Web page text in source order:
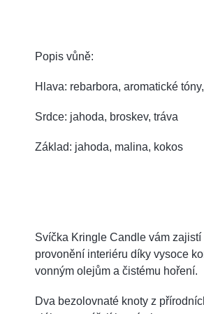
Popis vůně:
Hlava: rebarbora, aromatické
Srdce: jahoda, broskev, tráva
Základ: jahoda, malina, kokos
Svíčka Kringle Candle vám
provonění interiéru díky vysoce
vonným olejům a čistému hoření.
Dva bezolovnaté knoty z